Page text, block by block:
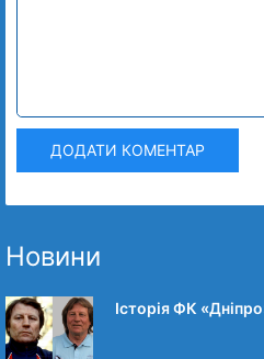
ДОДАТИ КОМЕНТАР
Новини
Історія ФК